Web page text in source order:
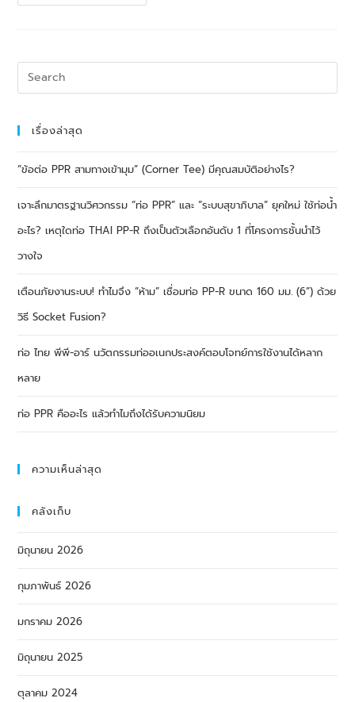
เรื่องล่าสุด
“ข้อต่อ PPR สามทางเข้ามุม” (Corner Tee) มีคุณสมบัติอย่างไร?
เจาะลึกมาตรฐานวิศวกรรม “ท่อ PPR” และ “ระบบสุขาภิบาล” ยุคใหม่ ใช้ท่อน้ำ
อะไร? เหตุใดท่อ THAI PP-R ถึงเป็นตัวเลือกอันดับ 1 ที่โครงการชั้นนำไว้
วางใจ
เตือนภัยงานระบบ! ทำไมจึง “ห้าม” เชื่อมท่อ PP-R ขนาด 160 มม. (6”) ด้วย
วิธี Socket Fusion?
ท่อ ไทย พีพี-อาร์ นวัตกรรมท่ออเนกประสงค์ตอบโจทย์การใช้งานได้หลาก
หลาย
ท่อ PPR คืออะไร แล้วทำไมถึงได้รับความนิยม
ความเห็นล่าสุด
คลังเก็บ
มิถุนายน 2026
กุมภาพันธ์ 2026
มกราคม 2026
มิถุนายน 2025
ตุลาคม 2024